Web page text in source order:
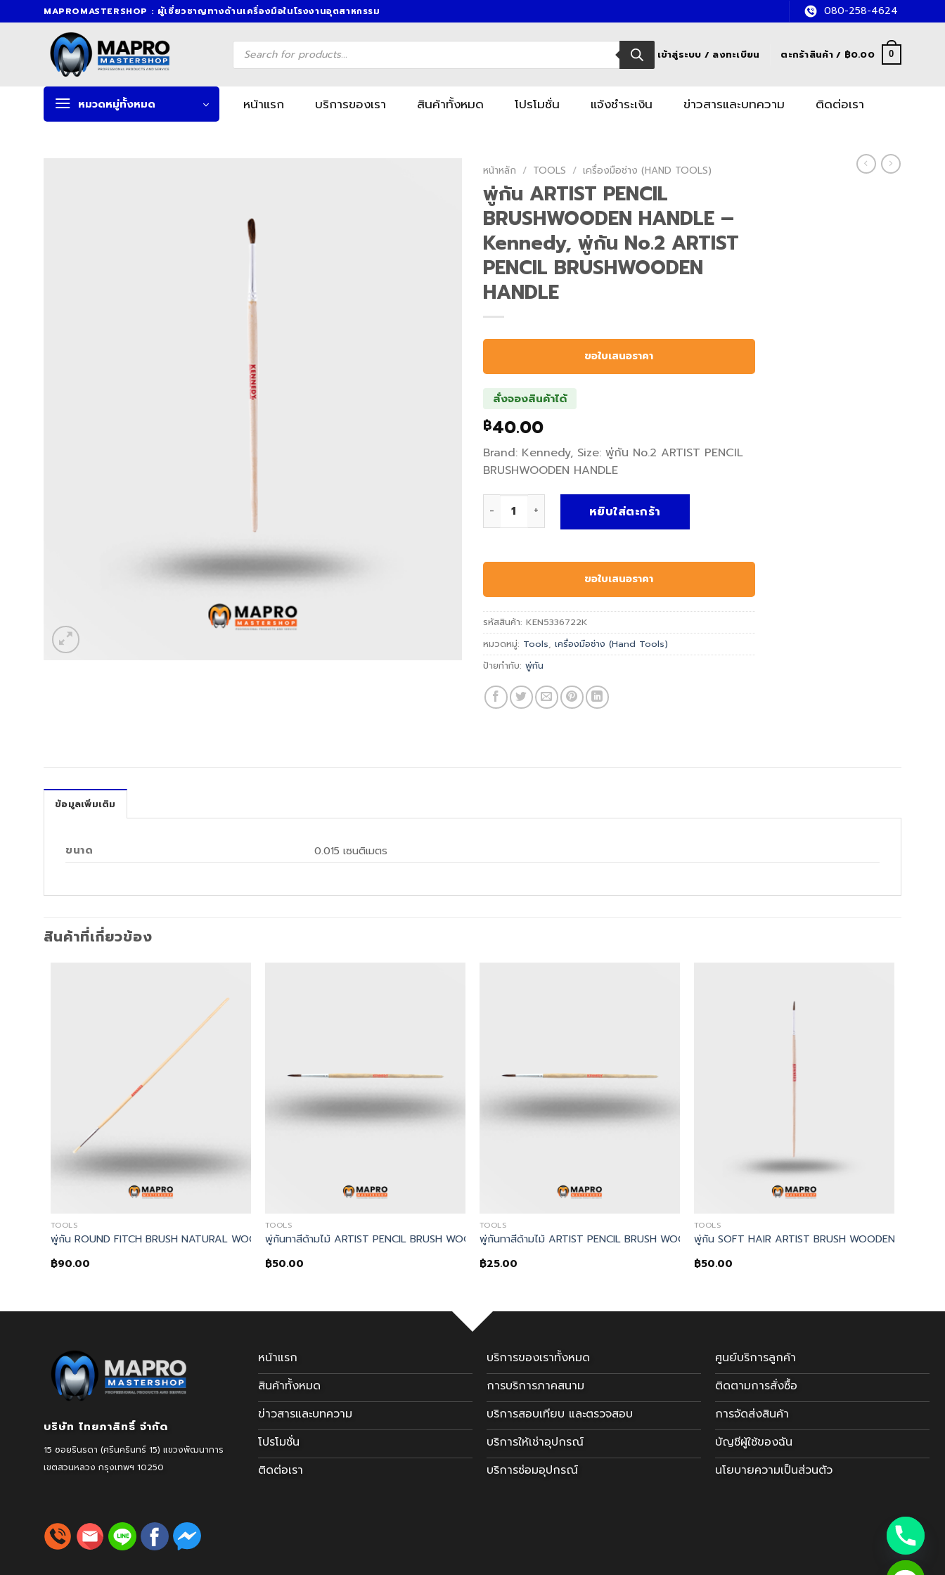
to
MAPROMASTERSHOP : ผู้เชี่ยวชาญทางด้านเครื่องมือในโรงงานอุตสาหกรรม 080-258-4624
Products
search เข้าสู่ระบบ / ลงทะเบียน ตะกร้าสินค้า / ฿0.00 0
หมวดหมู่ทั้งหมด หน้าแรก บริการของเรา สินค้าทั้งหมด โปรโมชั่น แจ้งชำระเงิน ข่าวสารและบทความ ติดต่อเรา
หน้าหลัก / TOOLS / เครื่องมือช่าง (HAND TOOLS)
พู่กัน ARTIST PENCIL
BRUSHWOODEN HANDLE –
Kennedy, พู่กัน No.2 ARTIST
PENCIL BRUSHWOODEN
HANDLE
ขอใบเสนอราคา
สั่งจองสินค้าได้
฿40.00
Brand: Kennedy, Size: พู่กัน No.2 ARTIST PENCIL
BRUSHWOODEN HANDLE
หยิบใส่ตะกร้า
ขอใบเสนอราคา
รหัสสินค้า: KEN5336722K
หมวดหมู่: Tools, เครื่องมือช่าง (Hand Tools)
ป้ายกำกับ: พู่กัน
ข้อมูลเพิ่มเติม
ขนาด 0.015 เซนติเมตร
สินค้าที่เกี่ยวข้อง
TOOLS
พู่กัน ROUND FITCH BRUSH NATURAL WOODEN HANDLE – Kennedy, พู่กัน No.8 ROUND FITCH BRUSH NATURAL WOODEN HANDLE
฿90.00
TOOLS
พู่กันทาสีด้ามไม้ ARTIST PENCIL BRUSH WOODEN HANDLE – Kennedy, พู่กันทาสีด้ามไม้ No.7 ARTIST PENCIL BRUSH WOODEN HANDLE
฿50.00
TOOLS
พู่กันทาสีด้ามไม้ ARTIST PENCIL BRUSH WOODEN HANDLE – Kennedy, พู่กันทาสีด้ามไม้ No.4 ARTIST
฿25.00
TOOLS
พู่กัน SOFT HAIR ARTIST BRUSH WOODEN
฿50.00
BRUSH VARNISHED WOODEN HANDLE
WOODEN HANDLE – Kennedy, พู่กันทาสีด้ามไม้ No.5 ARTIST PENCIL BRUSH WOODEN HANDLE
บริษัท ไทยภาสิทธิ์ จำกัด
15 ซอยรินรดา (ศรีนครินทร์ 15) แขวงพัฒนาการ
เขตสวนหลวง กรุงเทพฯ 10250
หน้าแรก
สินค้าทั้งหมด
ข่าวสารและบทความ
โปรโมชั่น
ติดต่อเรา
บริการของเราทั้งหมด
การบริการภาคสนาม
บริการสอบเทียบ และตรวจสอบ
บริการให้เช่าอุปกรณ์
บริการซ่อมอุปกรณ์
ศูนย์บริการลูกค้า
ติดตามการสั่งซื้อ
การจัดส่งสินค้า
บัญชีผู้ใช้ของฉัน
นโยบายความเป็นส่วนตัว